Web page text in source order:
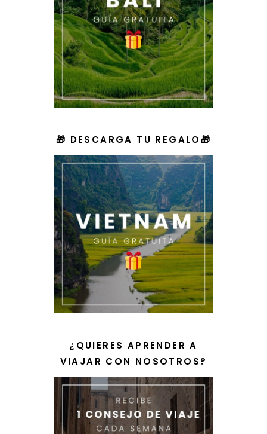
🎁 DESCARGA TU REGALO🎁
¿QUIERES APRENDER A
VIAJAR CON NOSOTROS?